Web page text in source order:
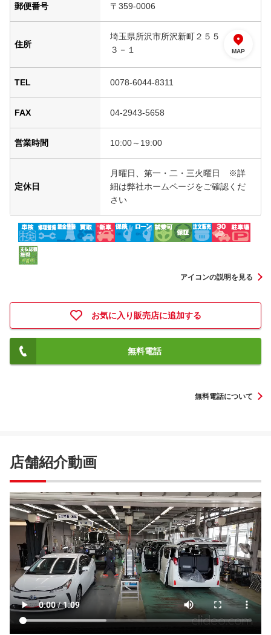
郵便番号 〒359-0006
住所
埼玉県所沢市所沢新町２５５
３－１
MAP
TEL 0078-6044-8311
FAX 04-2943-5658
営業時間 10:00～19:00
定休日
月曜日、第一・二・三火曜日 ※詳
細は弊社ホームページをご確認くだ
さい
アイコンの説明を見る
お気に入り販売店に追加する
無料電話
無料電話について
店舗紹介動画